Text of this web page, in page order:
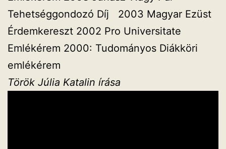
Tehetséggondozó Díj 2003 Magyar Ezüst
Érdemkereszt 2002 Pro Universitate
Emlékérem 2000: Tudományos Diákköri
emlékérem
Török Júlia Katalin írása